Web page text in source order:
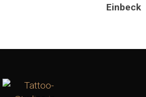
Einbeck